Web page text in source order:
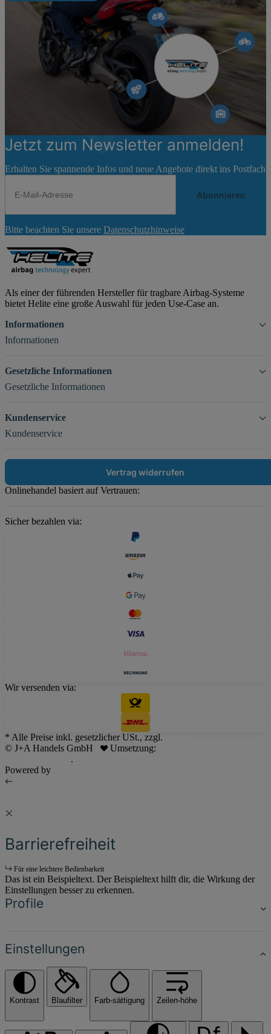
Jetzt zum Newsletter anmelden!
Erhalten Sie spannende Infos und neue Angebote direkt ins Postfach
Abonnieren
Abonnieren
Bitte beachten Sie unsere Datenschutzhinweise
Als einer der führenden Hersteller für tragbare Airbag-Systeme
bietet Helite eine große Auswahl für jeden Use-Case an.
Informationen
Informationen
Gesetzliche Informationen
Gesetzliche Informationen
Kundenservice
Kundenservice
Vertrag widerrufen
Onlinehandel basiert auf Vertrauen:
Sicher bezahlen via:
Wir versenden via:
* Alle Preise inkl. gesetzlicher USt., zzgl.
© J+A Handels GmbH
Umsetzung:
.
Powered by
Barrierefreiheit
Für eine leichtere Bedienbarkeit
Das ist ein Beispieltext. Der Beispieltext hilft dir, die Wirkung der
Einstellungen besser zu erkennen.
Profile
Einstellungen
Kontrast Blaufilter Farb-sättigung Zeilen-höhe